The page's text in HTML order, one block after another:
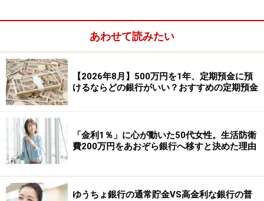
※あおぞら銀行には「有人店舗」と店舗や窓口を持たな
い「BANK」があるが、定期預金への預け入れは有人店
舗窓口でもすることができる。
③イオン銀行
●商品名：大口定期
●金利：0.56％
●預入期間：5年
●預入金額：1000万円以上1円単位
あわせて読みたい
【2026年8月】500万円を1年、定期預金に預
けるならどの銀行がいい？おすすめの定期預金
「金利1％」に心が動いた50代女性。生活防衛
費200万円をあおぞら銀行へ移すと決めた理由
ゆうちょ銀行の通常貯金VS高金利な銀行の普